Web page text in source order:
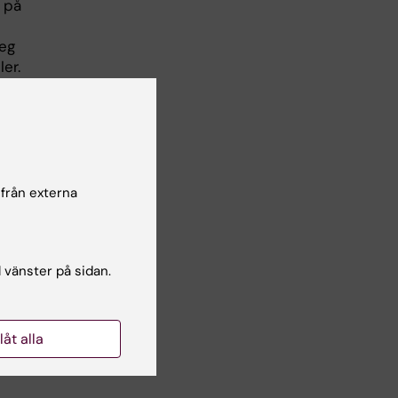
externa
på sidan.
alla